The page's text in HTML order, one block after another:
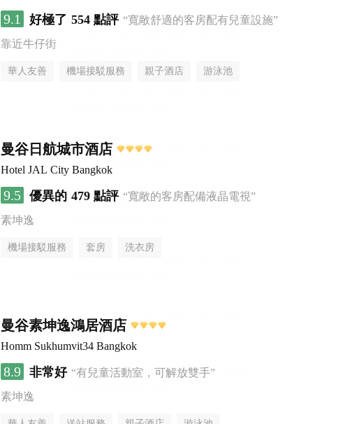
9.1 好極了 554 點評 “寬敞舒適的客房配有兒童設施”
靠近牛仔街
華人友善 機場接駁服務 親子酒店 游泳池
曼谷日航城市酒店
Hotel JAL City Bangkok
9.5 優異的 479 點評 “寬敞的客房配備液晶電視”
素坤逸
機場接駁服務 套房 洗衣房
曼谷素坤逸鴻居酒店
Homm Sukhumvit34 Bangkok
8.9 非常好 “有兒童活動室，可解放雙手”
素坤逸